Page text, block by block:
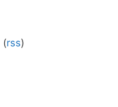
(rss)